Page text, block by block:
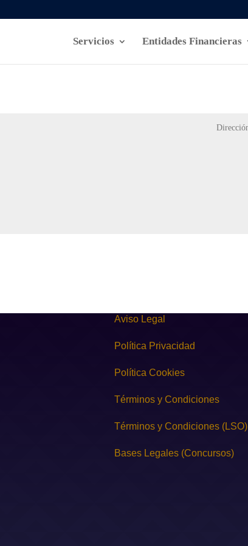
Servicios Entidades Financieras
Aviso Legal
Política Privacidad
Política Cookies
Términos y Condiciones
Términos y Condiciones (LSO)
Bases Legales (Concursos)